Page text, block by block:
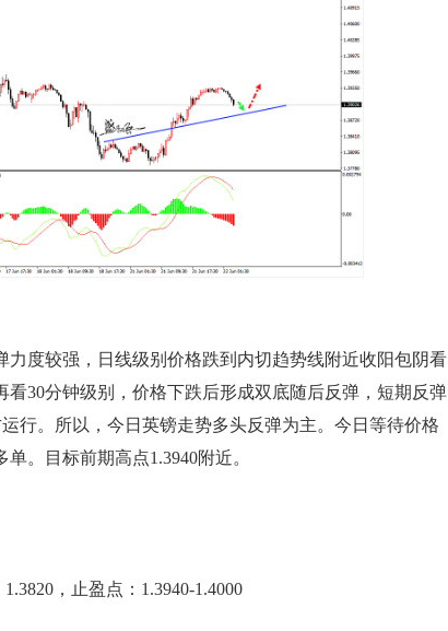
度较强，日线级别价格跌到内切趋势线附近收阳包阴看
30分钟级别，价格下跌后形成双底随后反弹，短期反弹
行。所以，今日英镑走势多头反弹为主。今日等待价格
。目标前期高点1.3940附近。
，止盈点：1.3940-1.4000